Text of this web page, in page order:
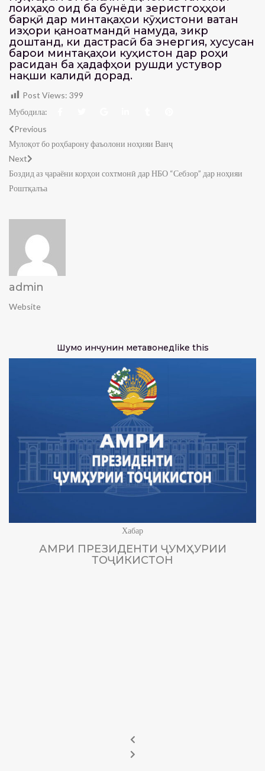
лоиҳаҳо оид ба бунёди зеристгоҳҳои
барқӣ дар минтақаҳои кӯҳистони ватан
изҳори қаноатмандӣ намуда, зикр
доштанд, ки дастрасӣ ба энергия, хусусан
барои минтақаҳои куҳистон дар роҳи
расидан ба ҳадафҳои рушди устувор
нақши калидӣ дорад.
Post Views: 399
Мубодила:
Previous
Мулоқот бо роҳбарону фаъолони ноҳияи Ванҷ
Next
Боздид аз ҷараёни корҳои сохтмонӣ дар НБО “Себзор” дар ноҳияи
Роштқалъа
admin
Website
Шумо инчунин метавонедlike this
Хабар
АМРИ ПРЕЗИДЕНТИ ҶУМҲУРИИ
ТОҶИКИСТОН